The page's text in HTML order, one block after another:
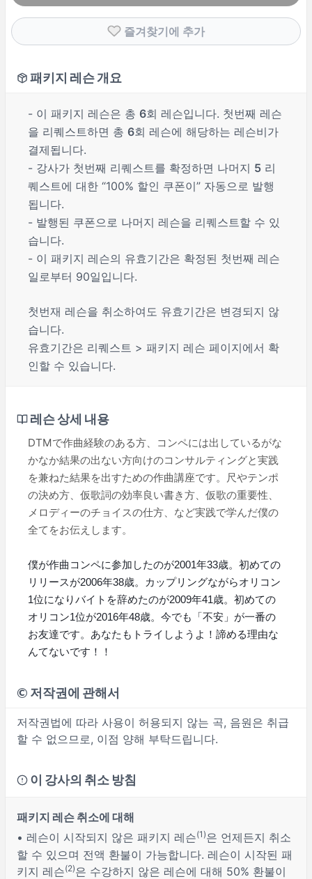
즐겨찾기에 추가
패키지 레슨 개요
- 이 패키지 레슨은 총 6회 레슨입니다. 첫번째 레슨
을 리퀘스트하면 총 6회 레슨에 해당하는 레슨비가
결제됩니다.
- 강사가 첫번째 리퀘스트를 확정하면 나머지 5 리
퀘스트에 대한 “100% 할인 쿠폰이” 자동으로 발행
됩니다.
- 발행된 쿠폰으로 나머지 레슨을 리퀘스트할 수 있
습니다.
- 이 패키지 레슨의 유효기간은 확정된 첫번째 레슨
일로부터 90일입니다.
첫번재 레슨을 취소하여도 유효기간은 변경되지 않
습니다.
유효기간은 리퀘스트 > 패키지 레슨 페이지에서 확
인할 수 있습니다.
레슨 상세 내용
DTMで作曲経験のある方、コンペには出しているがな
かなか結果の出ない方向けのコンサルティングと実践
を兼ねた結果を出すための作曲講座です。尺やテンポ
の決め方、仮歌詞の効率良い書き方、仮歌の重要性、
メロディーのチョイスの仕方、など実践で学んだ僕の
全てをお伝えします。
僕が作曲コンペに参加したのが2001年33歳。初めての
リリースが2006年38歳。カップリングながらオリコン
1位になりバイトを辞めたのが2009年41歳。初めての
オリコン1位が2016年48歳。今でも「不安」が一番の
お友達です。あなたもトライしようよ！諦める理由な
んてないです！！
© 저작권에 관해서
저작권법에 따라 사용이 허용되지 않는 곡, 음원은 취급
할 수 없으므로, 이점 양해 부탁드립니다.
이 강사의 취소 방침
패키지 레슨 취소에 대해
• 레슨이 시작되지 않은 패키지 레슨(1)은 언제든지 취소
할 수 있으며 전액 환불이 가능합니다. 레슨이 시작된 패
키지 레슨(2)은 수강하지 않은 레슨에 대해 50% 환불이